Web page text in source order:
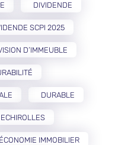
DIVIDENDE
SCPI 2025
D’IMMEUBLE
DURABLE
ECHIROLLES
ÉCONOMIE IMMOBILIER